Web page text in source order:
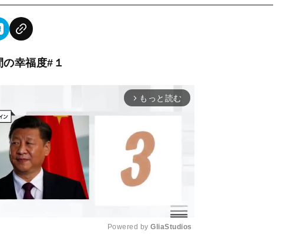
幸福度#１
arrow_forward_ios もっと読む
Powered by GliaStudios